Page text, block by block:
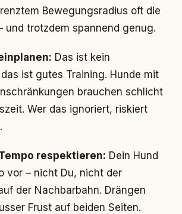
Bewegungsradius oft die
und trotzdem spannend genug.
Das ist kein
ist gutes Training. Hunde mit
brauchen schlicht
Wer das ignoriert, riskiert
respektieren: Dein Hund
vor – nicht Du, nicht der
der Nachbarbahn. Drängen
Frust auf beiden Seiten.